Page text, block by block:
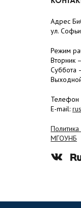
Адрес
ул.
Режим
Вторник –
Суббота
Телефон
E-mail:
МГОУНБ